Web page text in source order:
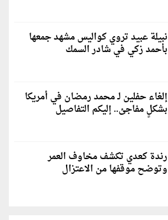
نبيلة عبيد تروي كواليس مشهد جمعها
بأحمد زكي في شادر السمك
إلغاء حفلين لـ محمد رمضان في أمريكا
بشكلٍ مفاجئ.. إليكم التفاصيل
رندة كعدي تكشف مخاوف العمر
وتوضح موقفها من الاعتزال